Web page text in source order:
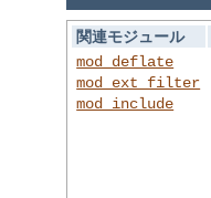
関連モジュール
mod_deflate
mod_ext_filter
mod_include